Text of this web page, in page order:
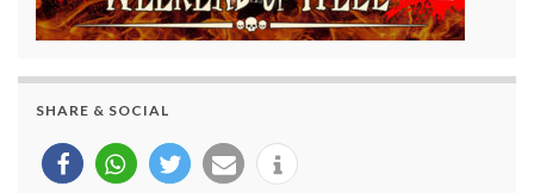
SHARE & SOCIAL